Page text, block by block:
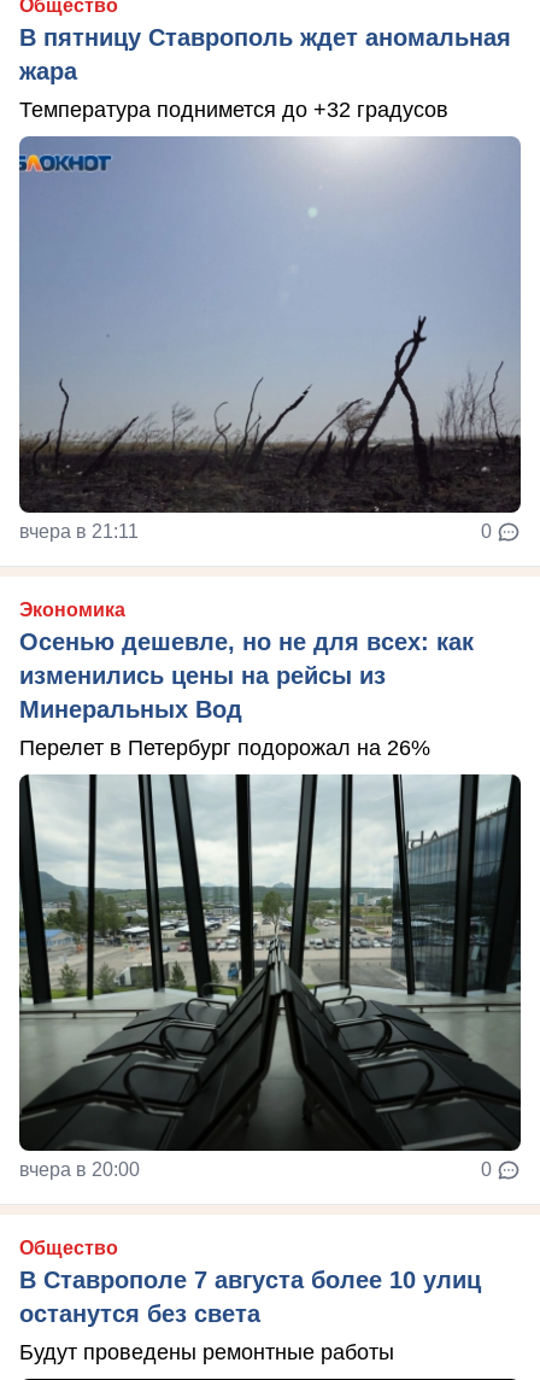
Общество
В пятницу Ставрополь ждет аномальная
жара
Температура поднимется до +32 градусов
вчера в 21:11 0
Экономика
Осенью дешевле, но не для всех: как
изменились цены на рейсы из
Минеральных Вод
Перелет в Петербург подорожал на 26%
вчера в 20:00 0
Общество
В Ставрополе 7 августа более 10 улиц
останутся без света
Будут проведены ремонтные работы